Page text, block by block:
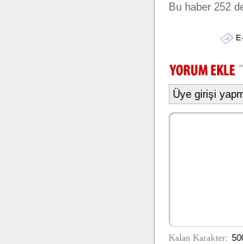
Bu haber 252
Üye girişi